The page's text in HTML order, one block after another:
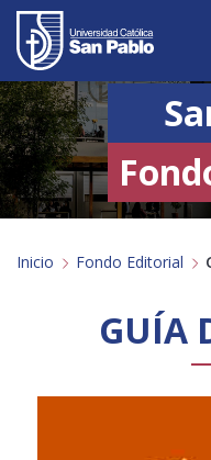
Vive San Pablo
Admisión
Carreras
Postgrado
Internacional
Inicio Fondo Editorial
GUÍA